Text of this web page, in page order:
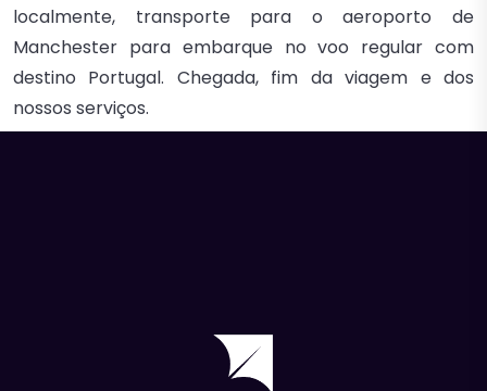
localmente, transporte para o aeroporto de
Manchester para embarque no voo regular com
destino Portugal. Chegada, fim da viagem e dos
nossos serviços.